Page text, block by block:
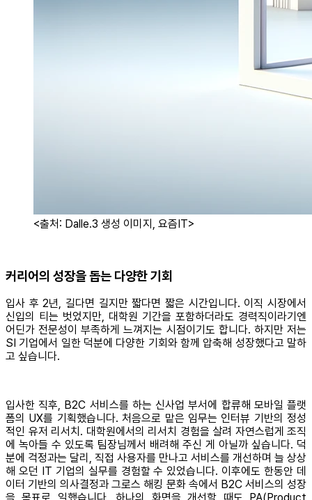
<출처: Dalle.3 생성 이미지, 요즘IT>
커리어의 성장을 돕는 다양한 기회
입사 후 2년, 길다면 길지만 짧다면 짧은 시간입니다. 이직 시장에서
신입의 티는 벗었지만, 대학원 기간을 포함하더라도 경력직이라기엔
어딘가 전문성이 부족하게 느껴지는 시점이기도 합니다. 하지만 저는
SI 기업에서 일한 덕분에 다양한 기회와 함께 압축해 성장했다고 말하
고 싶습니다.
입사한 직후, B2C 서비스를 하는 신사업 부서에 합류해 모바일 플랫
폼의 UX를 기획했습니다. 처음으로 맡은 임무는 인터뷰 기반의 정성
적인 유저 리서치. 대학원에서의 리서치 경험을 살려 자연스럽게 조직
에 녹아들 수 있도록 팀장님께서 배려해 주신 게 아닐까 싶습니다. 덕
분에 걱정과는 달리, 직접 사용자를 만나고 서비스를 개선하며 늘 상상
해 오던 IT 기업의 실무를 경험할 수 있었습니다. 이후에도 한동안 데
이터 기반의 의사결정과 그로스 해킹 문화 속에서 B2C 서비스의 성장